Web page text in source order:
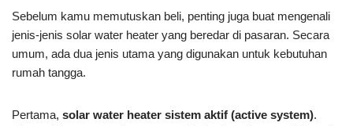
Sebelum kamu memutuskan beli, penting juga buat mengenali
jenis-jenis solar water heater yang beredar di pasaran. Secara
umum, ada dua jenis utama yang digunakan untuk kebutuhan
rumah tangga.
Pertama, solar water heater sistem aktif (active system).